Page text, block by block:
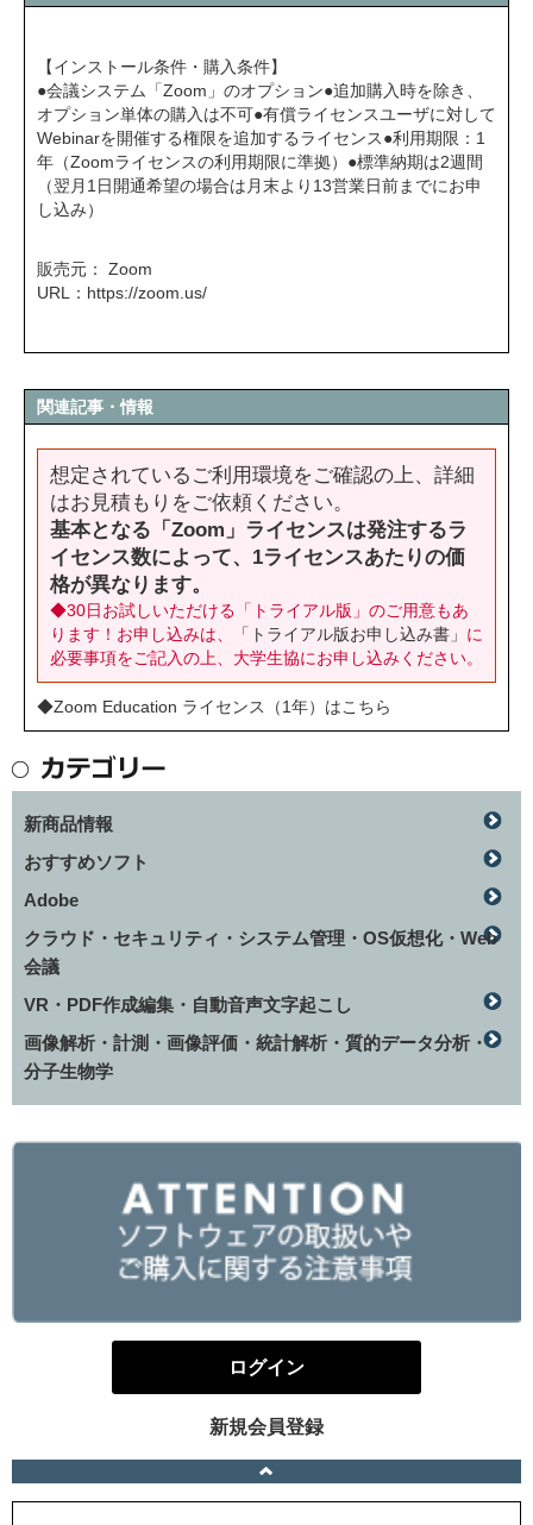
【インストール条件・購入条件】
●会議システム「Zoom」のオプション●追加購入時を除き、
オプション単体の購入は不可●有償ライセンスユーザに対して
Webinarを開催する権限を追加するライセンス●利用期限：1
年（Zoomライセンスの利用期限に準拠）●標準納期は2週間
（翌月1日開通希望の場合は月末より13営業日前までにお申
し込み）
販売元： Zoom
URL： https://zoom.us/
関連記事・情報
想定されているご利用環境をご確認の上、詳細
はお見積もりをご依頼ください。
基本となる「Zoom」ライセンスは発注するラ
イセンス数によって、1ライセンスあたりの価
格が異なります。
◆30日お試しいただける「トライアル版」のご用意もあ
ります！お申し込みは、
「トライアル版お申し込み書」 に
必要事項をご記入の上、大学生協にお申し込みください。
◆Zoom Education ライセンス（1年）はこちら
新商品情報
おすすめソフト
Adobe
クラウド・セキュリティ・システム管理・OS仮想化・Web
会議
VR・PDF作成編集・自動音声文字起こし
画像解析・計測・画像評価・統計解析・質的データ分析・
分子生物学
ログイン
新規会員登録